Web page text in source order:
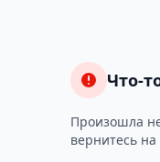
Что-
Произошла
вернитесь